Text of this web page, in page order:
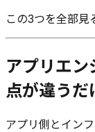
この3つを全部見
アプリエ
点が違うだ
アプリ側とイン